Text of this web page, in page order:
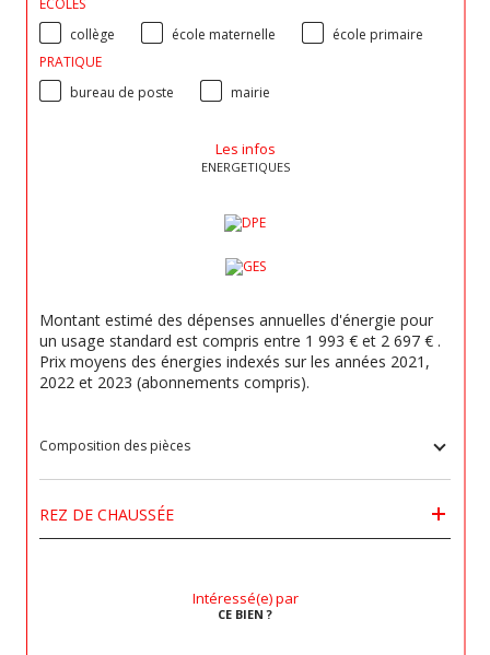
ECOLES
collège
école maternelle
école primaire
PRATIQUE
bureau de poste
mairie
Les infos
ENERGETIQUES
Montant estimé des dépenses annuelles d'énergie pour
un usage standard est compris entre 1 993 € et 2 697 € .
Prix moyens des énergies indexés sur les années 2021,
2022 et 2023 (abonnements compris).
Composition des pièces
REZ DE CHAUSSÉE
Intéressé(e) par
CE BIEN ?